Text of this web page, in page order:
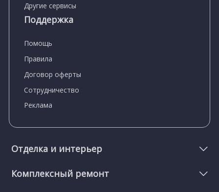
Другие сервисы
Поддержка
Помощь
Правила
Договор оферты
Сотрудничество
Реклама
Отделка и интерьер
Комплексный ремонт